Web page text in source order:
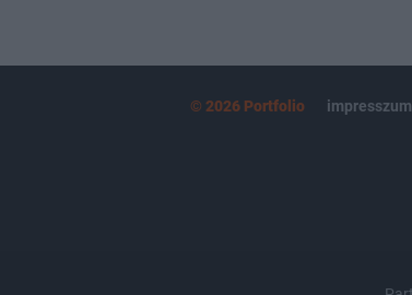
© 2026 Portfolio impresszum